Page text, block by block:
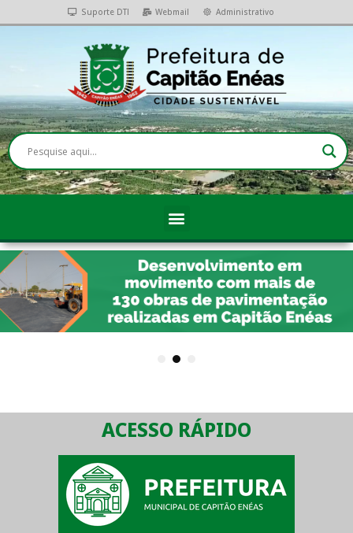
Suporte DTI Webmail Administrativo
ACESSO RÁPIDO